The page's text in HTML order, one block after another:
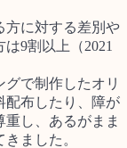
方に対する差別や
9割以上（2021
で制作したオリ
配布したり、障が
し、あるがまま
ました。